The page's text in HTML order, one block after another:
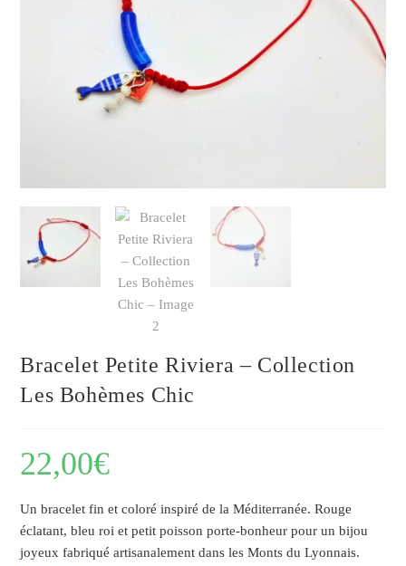
Bracelet Petite Riviera – Collection
Les Bohèmes Chic
22,00€
Un bracelet fin et coloré inspiré de la Méditerranée. Rouge
éclatant, bleu roi et petit poisson porte-bonheur pour un bijou
joyeux fabriqué artisanalement dans les Monts du Lyonnais.